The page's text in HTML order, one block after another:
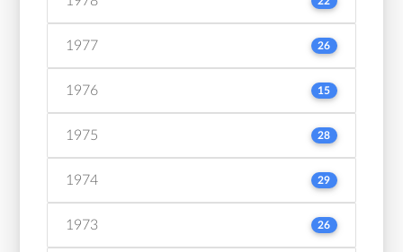
1977 26
1976 15
1975 28
1974 29
1973 26